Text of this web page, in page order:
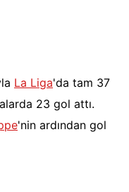
La Liga'da tam 37
23 gol attı.
'nin ardından gol